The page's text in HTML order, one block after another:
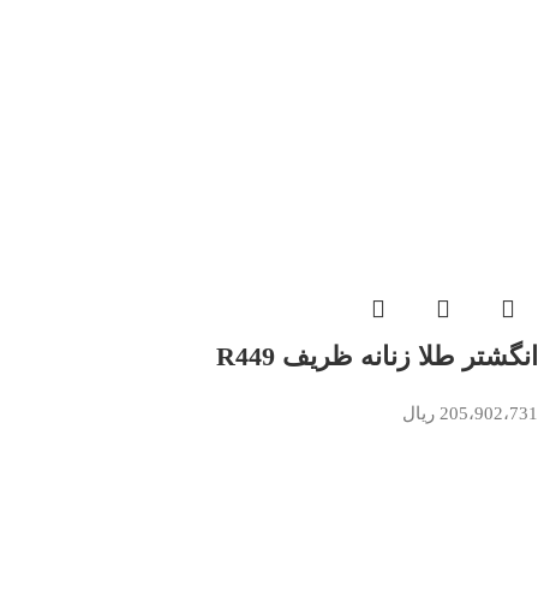
انگشتر طلا زنانه ظریف R449
205،902،731 ریال